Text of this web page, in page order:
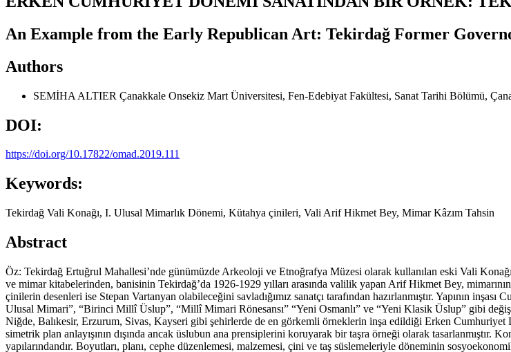
An Example from the Early Republican Art: Tekirdağ Former
Authors
SEMİHA ALTIER Çanakkale Onsekiz Mart Üniversitesi, Fen-Edebiyat Fakültesi, Sanat Tarihi Bölümü,
DOI:
https://doi.org/10.17822/omad.2019.111
Keywords:
Tekirdağ Vali Konağı, I. Ulusal Mimarlık Dönemi, Kütahya çinileri, Vali Arif Hikmet Bey, Mimar Kâzım Tahsin
Abstract
Öz: Tekirdağ Ertuğrul Mahallesi’nde günümüzde Arkeoloji ve Etnoğrafya Müzesi olarak kullanılan eski Vali
ve mimar kitabelerinden, banisinin Tekirdağ’da 1926-1929 yılları arasında valilik yapan Arif Hikmet Bey,
çinilerin desenleri ise Stepan Vartanyan olabileceğini savladığımız sanatçı tarafından hazırlanmıştır. Yapının
Ulusal Mimari”, “Birinci Millî Üslup”, “Millî Mimari Rönesansı” “Yeni Osmanlı” ve “Yeni Klasik Üslup” gibi
Niğde, Balıkesir, Erzurum, Sivas, Kayseri gibi şehirlerde de en görkemli örneklerin inşa edildiği Erken
simetrik plan anlayışının dışında ancak üslubun ana prensiplerini koruyarak bir taşra örneği olarak
yapılarındandır. Boyutları, planı, cephe düzenlemesi, malzemesi, çini ve taş süslemeleriyle döneminin